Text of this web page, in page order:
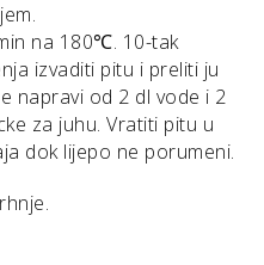
na 180℃. 10-tak
izvaditi pitu i preliti ju
napravi od 2 dl vode i 2
za juhu. Vratiti pitu u
dok lijepo ne porumeni.